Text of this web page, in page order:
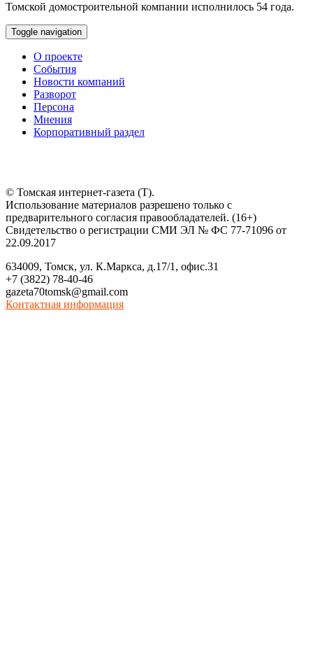
Томской домостроительной компании исполнилось 54 года.
Toggle navigation
О проекте
События
Новости компаний
Разворот
Персона
Мнения
Корпоративный раздел
© Томская интернет-газета (Т).
Использование материалов разрешено только с
предварительного согласия правообладателей. (16+)
Свидетельство о регистрации СМИ ЭЛ № ФС 77-71096 от
22.09.2017
634009, Томск, ул. К.Маркса, д.17/1, офис.31
+7 (3822) 78-40-46
gazeta70tomsk@gmail.com
Контактная информация